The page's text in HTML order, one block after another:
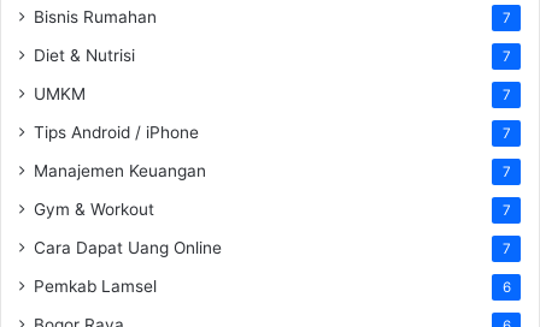
Bisnis Rumahan 7
Diet & Nutrisi 7
UMKM 7
Tips Android / iPhone 7
Manajemen Keuangan 7
Gym & Workout 7
Cara Dapat Uang Online 7
Pemkab Lamsel 6